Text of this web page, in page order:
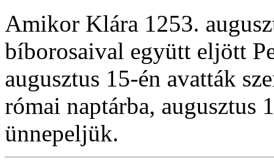
Amikor Klára 1253.
bíborosaival együtt eljött
augusztus 15-én avatták
római naptárba, augusztus
ünnepeljük.